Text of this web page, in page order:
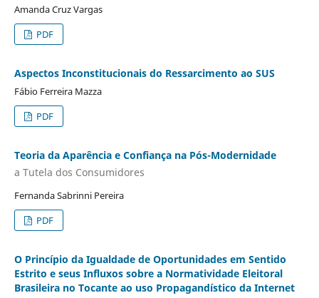
Amanda Cruz Vargas
PDF
Aspectos Inconstitucionais do Ressarcimento ao SUS
Fábio Ferreira Mazza
PDF
Teoria da Aparência e Confiança na Pós-Modernidade
a Tutela dos Consumidores
Fernanda Sabrinni Pereira
PDF
O Princípio da Igualdade de Oportunidades em Sentido
Estrito e seus Influxos sobre a Normatividade Eleitoral
Brasileira no Tocante ao uso Propagandístico da Internet